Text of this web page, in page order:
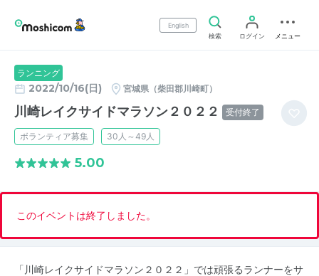
English
検索
ログイン メニュー
ランニング
2022/10/16(日) 宮城県（柴田郡川崎町）
川崎レイクサイドマラソン２０２２ 受付終了
ボランティア募集 30人～49人
5.00
このイベントは終了しました。
「川崎レイクサイドマラソン２０２２」では頑張るランナーをサ